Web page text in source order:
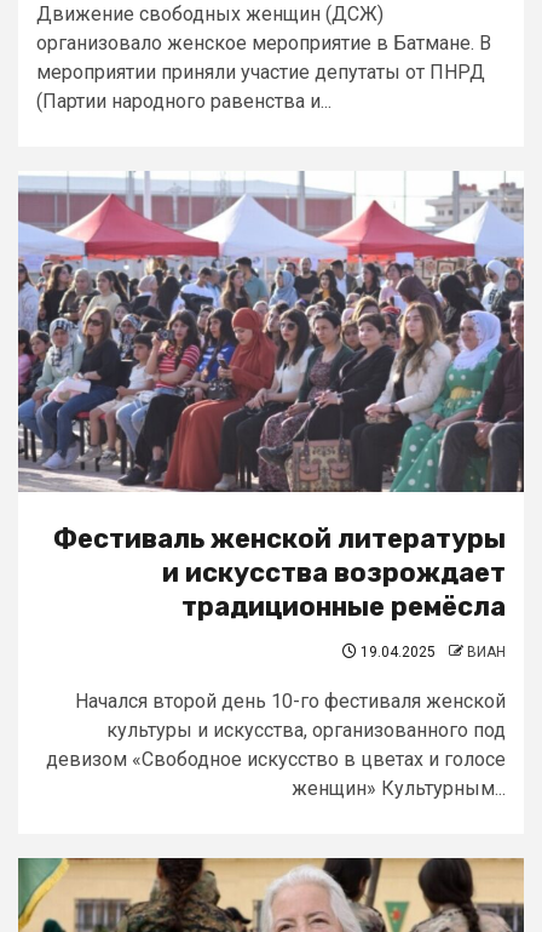
Движение свободных женщин (ДСЖ)
организовало женское мероприятие в Батмане. В
мероприятии приняли участие депутаты от ПНРД
(Партии народного равенства и...
Фестиваль женской литературы
и искусства возрождает
традиционные ремёсла
19.04.2025 ВИАН
Начался второй день 10-го фестиваля женской
культуры и искусства, организованного под
девизом «Свободное искусство в цветах и голосе
женщин» Культурным...